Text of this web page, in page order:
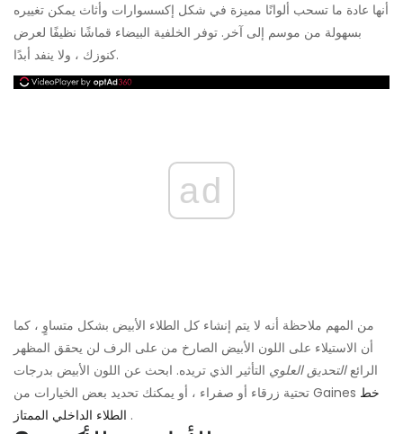
أنها عادة ما تسحب ألوانًا مميزة في شكل إكسسوارات وأثاث يمكن تغييره
بسهولة من موسم إلى آخر. توفر الخلفية البيضاء قماشًا نظيفًا لعرض
كنوزك ، ولا ينفد أبدًا.
ad
من المهم ملاحظة أنه لا يتم إنشاء كل الطلاء الأبيض بشكل متساوٍ ، كما
أن الاستيلاء على اللون الأبيض الصارخ من على الرف لن يحقق المظهر
الرائعالتحديق العلوي التأثير الذي تريده. ابحث عن اللون الأبيض بدرجات
تحتية زرقاء أو صفراء ، أو يمكنك تحديد بعض الخيارات من Gaines خط
الطلاء الداخلي الممتاز .